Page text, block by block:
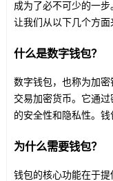
成为了必不可少的一步
让我们从以下几个方面
什么是数字钱包？
数字钱包，也称为加
交易加密货币。它通
的安全性和隐私性。钱
为什么需要钱包？
钱包的核心功能在于